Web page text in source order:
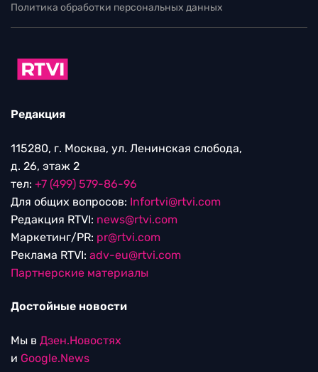
Политика обработки персональных данных
Редакция
115280, г. Москва, ул. Ленинская слобода,
д. 26, этаж 2
тел: +7 (499) 579-86-96
Для общих вопросов: Infortvi@rtvi.com
Редакция RTVI: news@rtvi.com
Маркетинг/PR: pr@rtvi.com
Реклама RTVI: adv-eu@rtvi.com
Партнерские материалы
Достойные новости
Мы в Дзен.Новостях
и Google.News